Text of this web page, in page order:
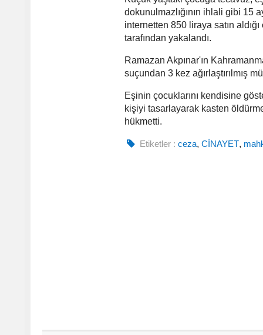
dokunulmazlığının ihlali gibi 15
internetten 850 liraya satın
tarafından yakalandı.
Ramazan Akpınar'ın
suçundan 3 kez ağırlaştırılmış
Eşinin çocuklarını kendisine
kişiyi tasarlayarak kasten
hükmetti.
Etiketler : ceza,CİNAYET,